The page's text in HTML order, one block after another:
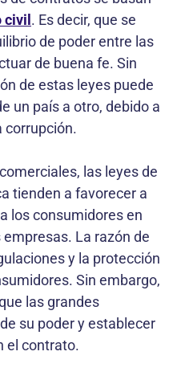
. Es decir, que se
de poder entre las
de buena fe. Sin
de estas leyes puede
un país a otro, debido a
corrupción.
las leyes de
tienden a favorecer a
los consumidores en
La razón de
y la protección
Sin embargo,
las grandes
su poder y establecer
el contrato.